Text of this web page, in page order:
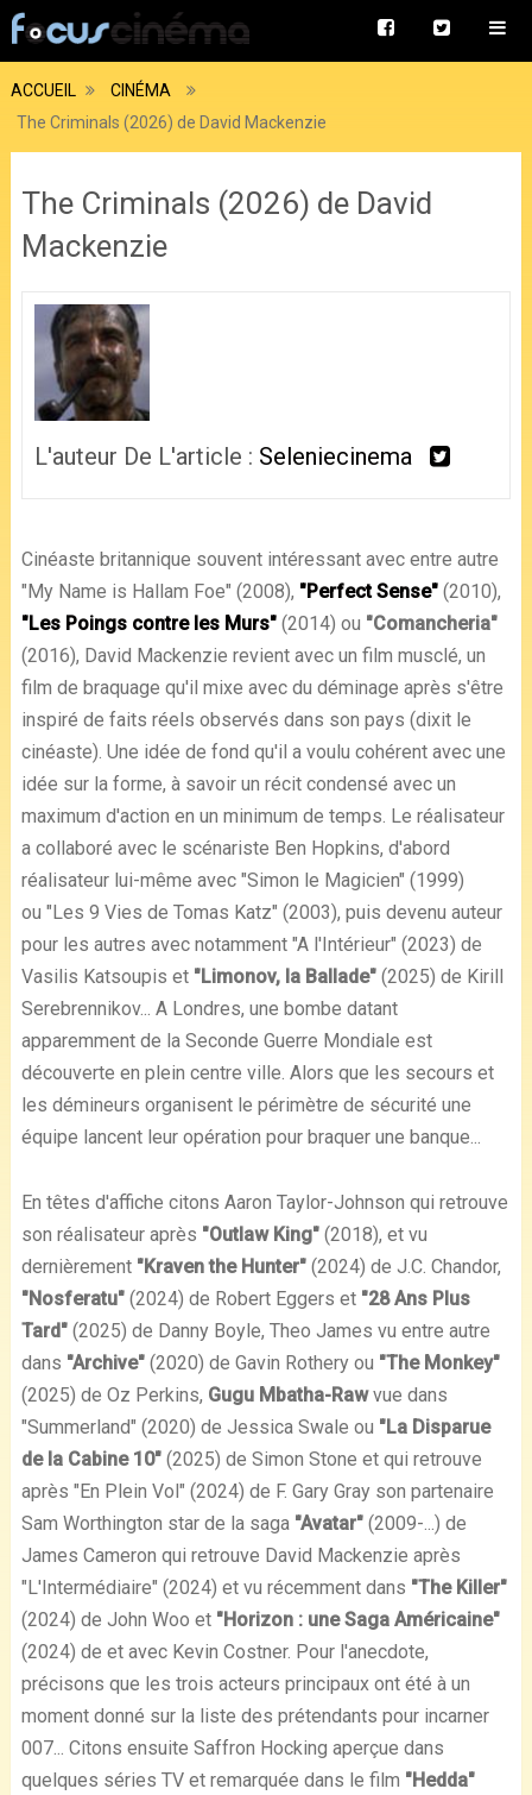
ACCUEIL
CINÉMA
The Criminals (2026) de David Mackenzie
The Criminals (2026) de David
Mackenzie
L'auteur De L'article : Seleniecinema
Cinéaste britannique souvent intéressant avec entre autre
"My Name is Hallam Foe" (2008), "Perfect Sense"(2010),
"Les Poings contre les Murs"(2014) ou "Comancheria"
(2016), David Mackenzie revient avec un film musclé, un
film de braquage qu'il mixe avec du déminage après s'être
inspiré de faits réels observés dans son pays (dixit le
cinéaste). Une idée de fond qu'il a voulu cohérent avec une
idée sur la forme, à savoir un récit condensé avec un
maximum d'action en un minimum de temps. Le réalisateur
a collaboré avec le scénariste Ben Hopkins, d'abord
réalisateur lui-même avec "Simon le Magicien" (1999)
ou "Les 9 Vies de Tomas Katz" (2003), puis devenu auteur
pour les autres avec notamment "A l'Intérieur" (2023) de
Vasilis Katsoupis et "Limonov, la Ballade"(2025) de Kirill
Serebrennikov... A Londres, une bombe datant
apparemment de la Seconde Guerre Mondiale est
découverte en plein centre ville. Alors que les secours et
les démineurs organisent le périmètre de sécurité une
équipe lancent leur opération pour braquer une banque...
En têtes d'affiche citons Aaron Taylor-Johnson qui retrouve
son réalisateur après "Outlaw King"(2018), et vu
dernièrement "Kraven the Hunter"(2024) de J.C. Chandor,
"Nosferatu" (2024) de Robert Eggers et "28 Ans Plus
Tard"(2025) de Danny Boyle, Theo James vu entre autre
dans "Archive"(2020) de Gavin Rothery ou "The Monkey"
(2025) de Oz Perkins, Gugu Mbatha-Rawvue dans
"Summerland" (2020) de Jessica Swale ou "La Disparue
de la Cabine 10" (2025) de Simon Stone et qui retrouve
après "En Plein Vol" (2024) de F. Gary Gray son partenaire
Sam Worthington star de la saga "Avatar" (2009-...) de
James Cameron qui retrouve David Mackenzie après
"L'Intermédiaire" (2024) et vu récemment dans "The Killer"
(2024) de John Woo et "Horizon : une Saga Américaine"
(2024) de et avec Kevin Costner. Pour l'anecdote,
précisons que les trois acteurs principaux ont été à un
moment donné sur la liste des prétendants pour incarner
007... Citons ensuite Saffron Hocking aperçue dans
quelques séries TV et remarquée dans le film "Hedda"